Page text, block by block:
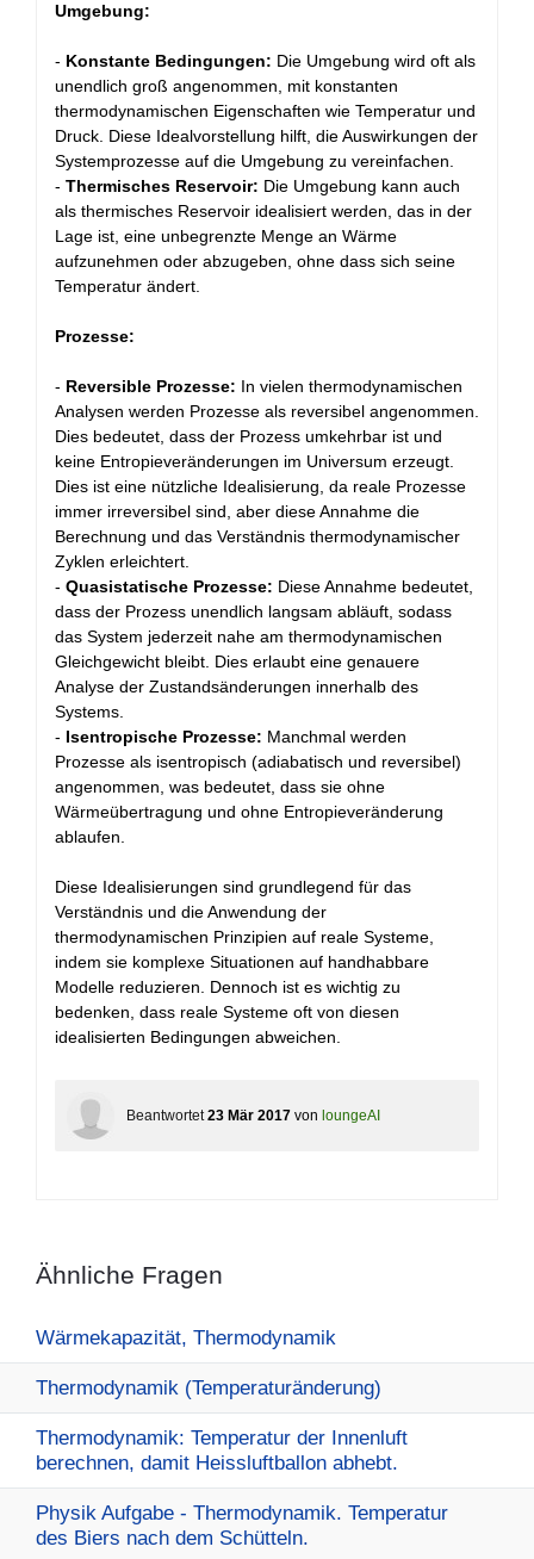
Umgebung:
- Konstante Bedingungen: Die Umgebung wird oft als
unendlich groß angenommen, mit konstanten
thermodynamischen Eigenschaften wie Temperatur und
Druck. Diese Idealvorstellung hilft, die Auswirkungen der
Systemprozesse auf die Umgebung zu vereinfachen.
- Thermisches Reservoir: Die Umgebung kann auch
als thermisches Reservoir idealisiert werden, das in der
Lage ist, eine unbegrenzte Menge an Wärme
aufzunehmen oder abzugeben, ohne dass sich seine
Temperatur ändert.
Prozesse:
- Reversible Prozesse: In vielen thermodynamischen
Analysen werden Prozesse als reversibel angenommen.
Dies bedeutet, dass der Prozess umkehrbar ist und
keine Entropieveränderungen im Universum erzeugt.
Dies ist eine nützliche Idealisierung, da reale Prozesse
immer irreversibel sind, aber diese Annahme die
Berechnung und das Verständnis thermodynamischer
Zyklen erleichtert.
- Quasistatische Prozesse: Diese Annahme bedeutet,
dass der Prozess unendlich langsam abläuft, sodass
das System jederzeit nahe am thermodynamischen
Gleichgewicht bleibt. Dies erlaubt eine genauere
Analyse der Zustandsänderungen innerhalb des
Systems.
- Isentropische Prozesse: Manchmal werden
Prozesse als isentropisch (adiabatisch und reversibel)
angenommen, was bedeutet, dass sie ohne
Wärmeübertragung und ohne Entropieveränderung
ablaufen.
Diese Idealisierungen sind grundlegend für das
Verständnis und die Anwendung der
thermodynamischen Prinzipien auf reale Systeme,
indem sie komplexe Situationen auf handhabbare
Modelle reduzieren. Dennoch ist es wichtig zu
bedenken, dass reale Systeme oft von diesen
idealisierten Bedingungen abweichen.
Beantwortet 23 Mär 2017 von loungeAI
Ähnliche Fragen
Wärmekapazität, Thermodynamik
Thermodynamik (Temperaturänderung)
Thermodynamik: Temperatur der Innenluft
berechnen, damit Heissluftballon abhebt.
Physik Aufgabe - Thermodynamik. Temperatur
des Biers nach dem Schütteln.